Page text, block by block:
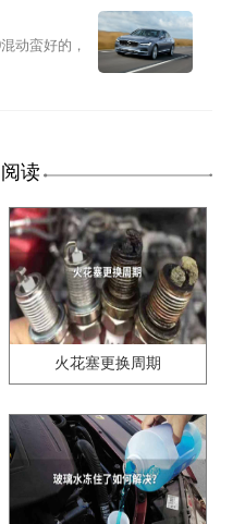
动蛮好的，
读
火花塞更换周期